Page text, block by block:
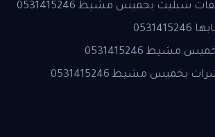
بخميس مشيط 0531415246
0531415246
مشيط 0531415246